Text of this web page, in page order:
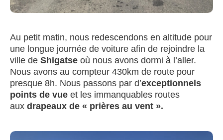
Au petit matin, nous redescendons en altitude pour
une longue journée de voiture afin de rejoindre la
ville de Shigatse où nous avons dormi à l’aller.
Nous avons au compteur 430km de route pour
presque 8h. Nous passons par d’exceptionnels
points de vue et les immanquables routes
aux drapeaux de « prières au vent ».